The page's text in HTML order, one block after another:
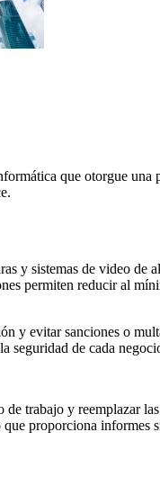
que otorgue una
y sistemas de video
permiten reducir al
y evitar sanciones o
seguridad de cada
trabajo y reemplazar
que proporciona informes